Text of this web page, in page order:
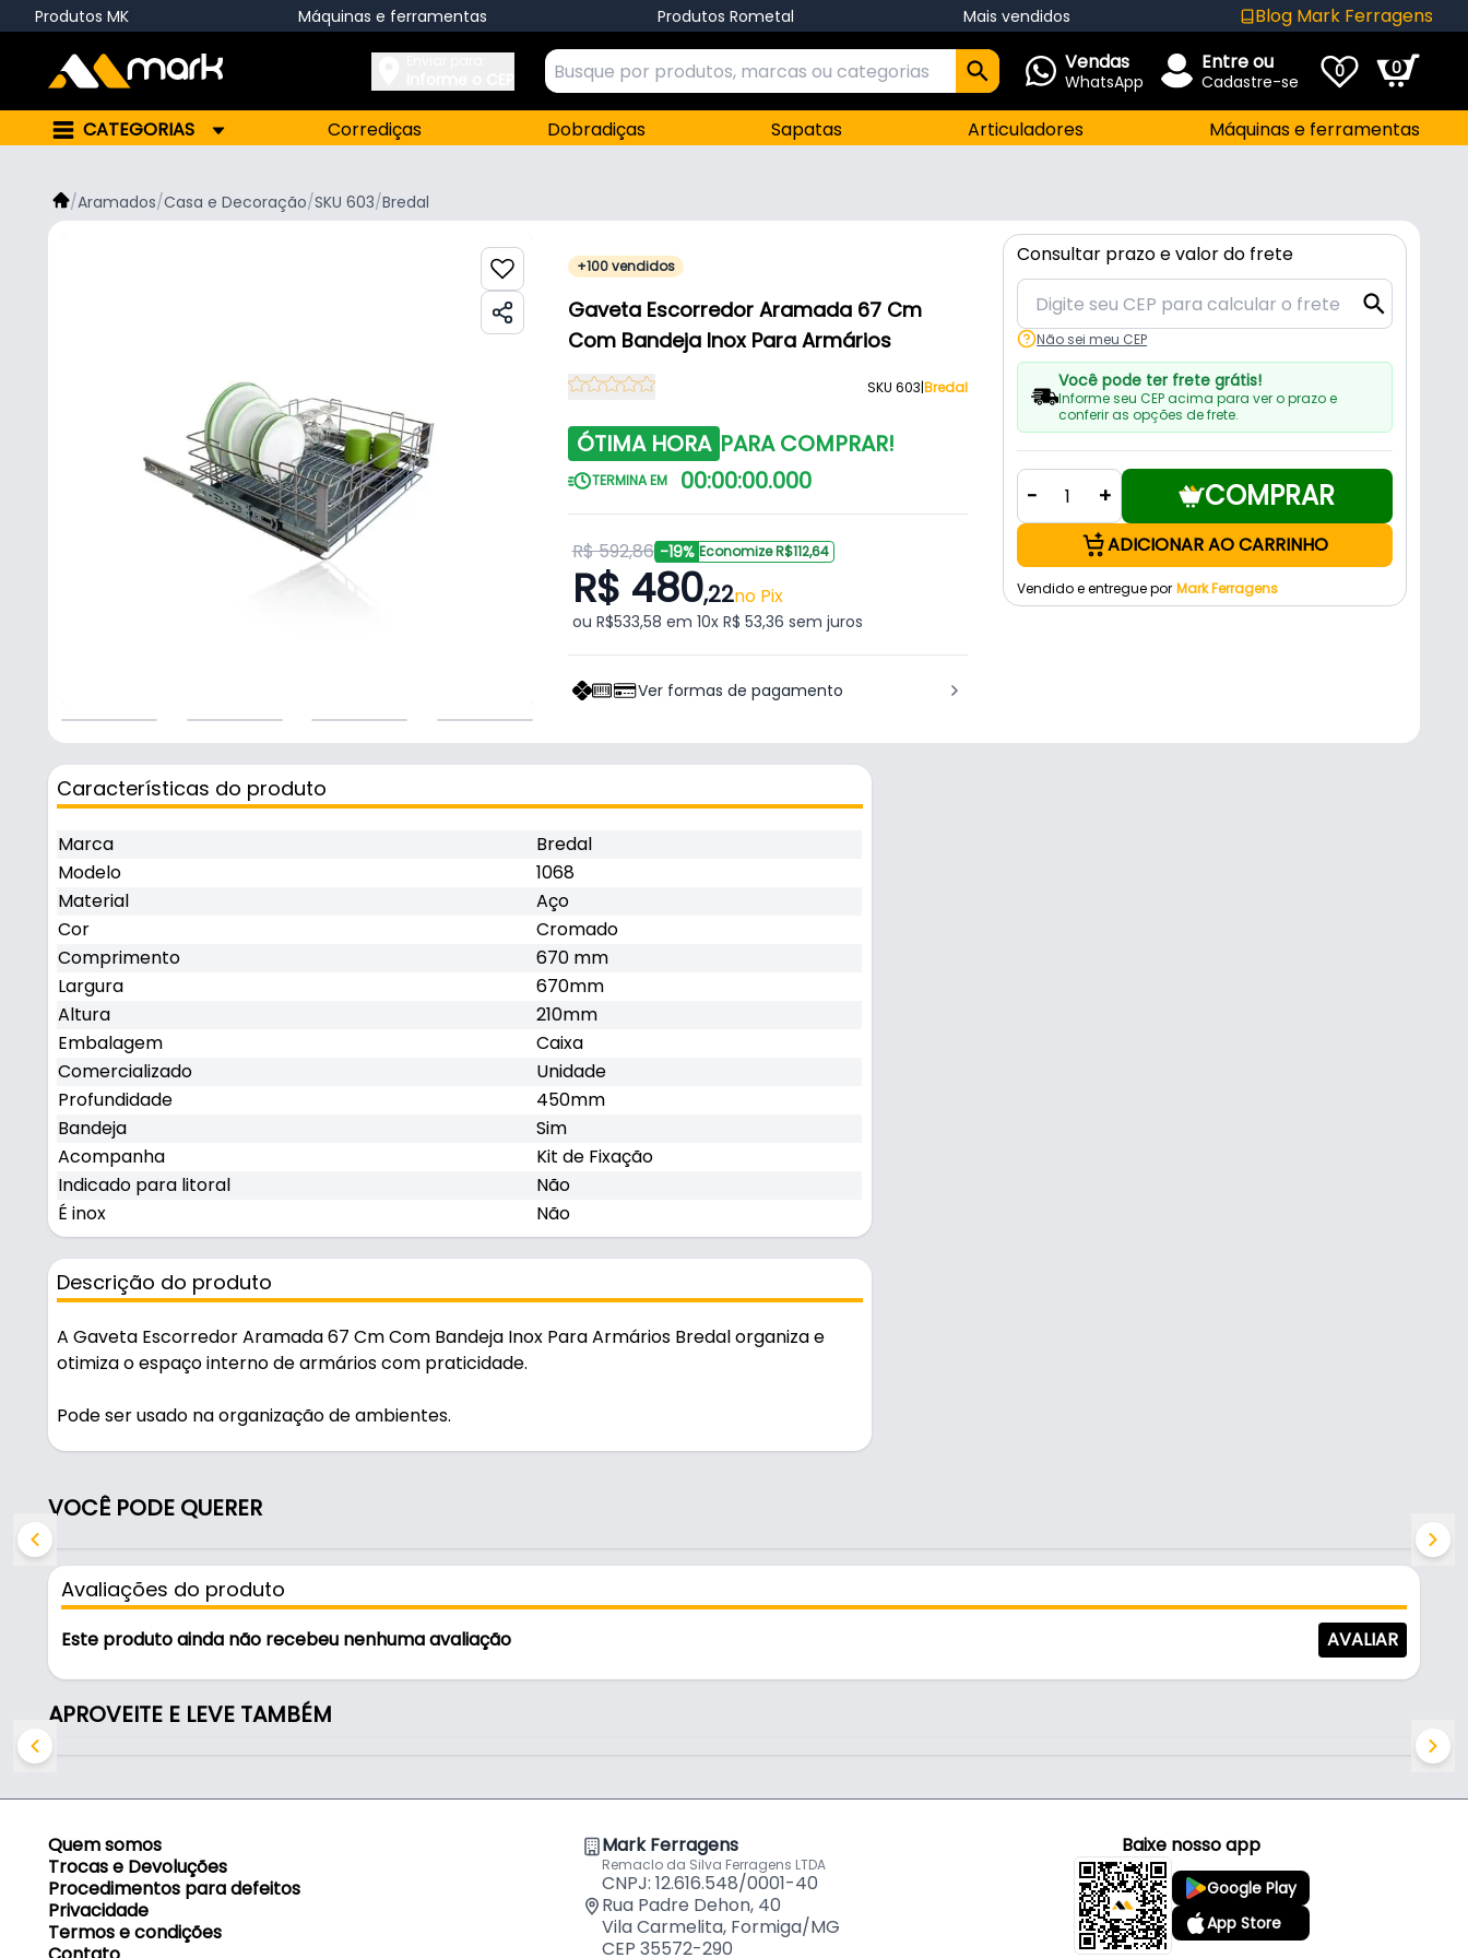
Produtos MK Máquinas e ferramentas Produtos Rometal Mais vendidos Blog Mark Ferragens
Vendas
WhatsApp
Entre ou
Cadastre-se 0 0
CATEGORIAS Corrediças Dobradiças Sapatas Articuladores Máquinas e ferramentas
/Aramados/Casa e Decoração/SKU 603/Bredal
+100 vendidos
Gaveta Escorredor Aramada 67 Cm
Com Bandeja Inox Para Armários
SKU 603|Bredal
ÓTIMA HORA PARA COMPRAR!
TERMINA EM 00:00:00.000
R$ 592,86 -19% Economize R$112,64
R$ 480,22no Pix
ou R$533,58 em 10x R$ 53,36 sem juros
Ver formas de pagamento
Consultar prazo e valor do frete
Não sei meu CEP
Você pode ter frete grátis!
Informe seu CEP acima para ver o prazo e
conferir as opções de frete.
- + COMPRAR
ADICIONAR AO CARRINHO
Vendido e entregue por Mark Ferragens
Características do produto
Marca
Bredal
Modelo
1068
Material
Aço
Cor
Cromado
Comprimento
670 mm
Largura
670mm
Altura
210mm
Embalagem
Caixa
Comercializado
Unidade
Profundidade
450mm
Bandeja
Sim
Acompanha
Kit de Fixação
Indicado para litoral
Não
É inox
Não
Descrição do produto
A Gaveta Escorredor Aramada 67 Cm Com Bandeja Inox Para Armários Bredal organiza e
otimiza o espaço interno de armários com praticidade.
Pode ser usado na organização de ambientes.
Características:
- Modelo: 1068
- Material: Aço
- Cor: Cromado
- Comprimento: 670 mm
- Largura: 670mm
- Altura: 210mm
- Embalagem: Caixa
- Acompanha: Kit de Fixação
- Indicado para litoral: Não
- É inox: Não
VOCÊ PODE QUERER
Avaliações do produto
Este produto ainda não recebeu nenhuma avaliação AVALIAR
APROVEITE E LEVE TAMBÉM
Quem somos
Trocas e Devoluções
Procedimentos para defeitos
Privacidade
Termos e condições
Mark Ferragens
Remaclo da Silva Ferragens LTDA
CNPJ: 12.616.548/0001-40
Rua Padre Dehon, 40
Vila Carmelita, Formiga/MG
CEP 35572-290
Baixe nosso app
Google Play
App Store